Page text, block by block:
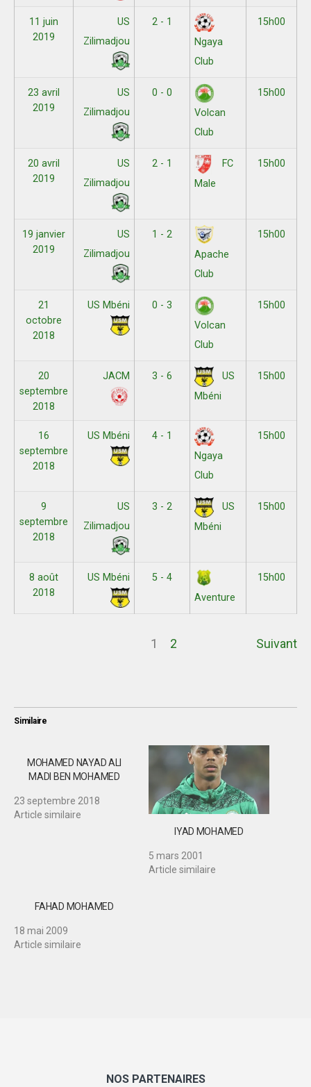
11 juin
2019
US
Zilimadjou
2 - 1
Ngaya
Club
15h00
23 avril
2019
US
Zilimadjou
0 - 0
Volcan
Club
15h00
20 avril
2019
US
Zilimadjou
2 - 1
FC
Male
15h00
19 janvier
2019
US
Zilimadjou
1 - 2
Apache
Club
15h00
21
octobre
2018
US Mbéni
0 - 3
Volcan
Club
15h00
20
septembre
2018
JACM 3 - 6
US
Mbéni
15h00
16
septembre
2018
US Mbéni
4 - 1
Ngaya
Club
15h00
9
septembre
2018
US
Zilimadjou
3 - 2
US
Mbéni
15h00
8 août
2018
US Mbéni
5 - 4
Aventure
15h00
1 2 Suivant
Similaire
MOHAMED NAYAD ALI
MADI BEN MOHAMED
23 septembre 2018
Article similaire
IYAD MOHAMED
5 mars 2001
Article similaire
FAHAD MOHAMED
18 mai 2009
Article similaire
NOS PARTENAIRES